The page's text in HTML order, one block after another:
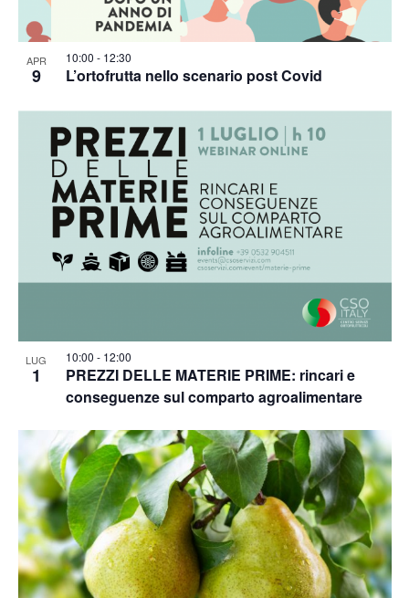
APR
9
10:00 - 12:30
L’ortofrutta nello scenario post Covid
LUG
1
10:00 - 12:00
PREZZI DELLE MATERIE PRIME: rincari e
conseguenze sul comparto agroalimentare